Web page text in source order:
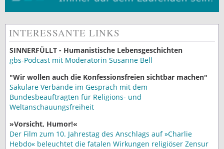
INTERESSANTE LINKS
SINNERFÜLLT - Humanistische Lebensgeschichten
gbs-Podcast mit Moderatorin Susanne Bell
"Wir wollen auch die Konfessionsfreien sichtbar machen"
Säkulare Verbände im Gespräch mit dem
Bundesbeauftragten für Religions- und
Weltanschauungsfreiheit
»Vorsicht, Humor!«
Der Film zum 10. Jahrestag des Anschlags auf »Charlie
Hebdo« beleuchtet die fatalen Wirkungen religiöser Zensur